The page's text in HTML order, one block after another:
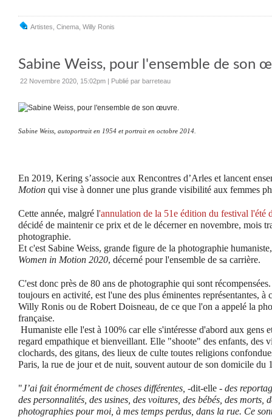
Artistes Cinema Willy Ronis
Sabine Weiss, pour l'ensemble de son
22 Novembre 2020, 15:02pm | Publié par barreteau
Sabine Weiss, autoportrait en 1954 et portrait en octobre 2014.
En 2019, Kering s’associe aux Rencontres d’Arles et lancent
Motion qui vise à donner une plus grande visibilité aux femmes
Cette année, malgré l'annulation de la 51e édition du festival l'été
décidé de maintenir ce prix et de le décerner en novembre, mois
photographie.
Et c'est Sabine Weiss, grande figure de la photographie
Women in Motion 2020, décerné pour l'ensemble de sa carrière.
C'est donc près de 80 ans de photographie qui sont
toujours en activité, est l'une des plus éminentes représentantes,
Willy Ronis ou de Robert Doisneau, de ce que l'on a appelé la
française.
Humaniste elle l'est à 100% car elle s'intéresse d'abord aux gens
regard empathique et bienveillant. Elle "shoote" des enfants, des
clochards, des gitans, des lieux de culte toutes religions
Paris, la rue de jour et de nuit, souvent autour de son domicile du
"J’ai fait énormément de choses différentes, -dit-elle - des
des personnalités, des usines, des voitures, des bébés, des morts,
photographies pour moi, à mes temps perdus, dans la rue. Ce